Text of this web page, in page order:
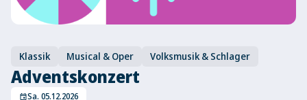
Klassik Musical & Oper Volksmusik & Schlager
Adventskonzert
eventSa. 05.12.2026